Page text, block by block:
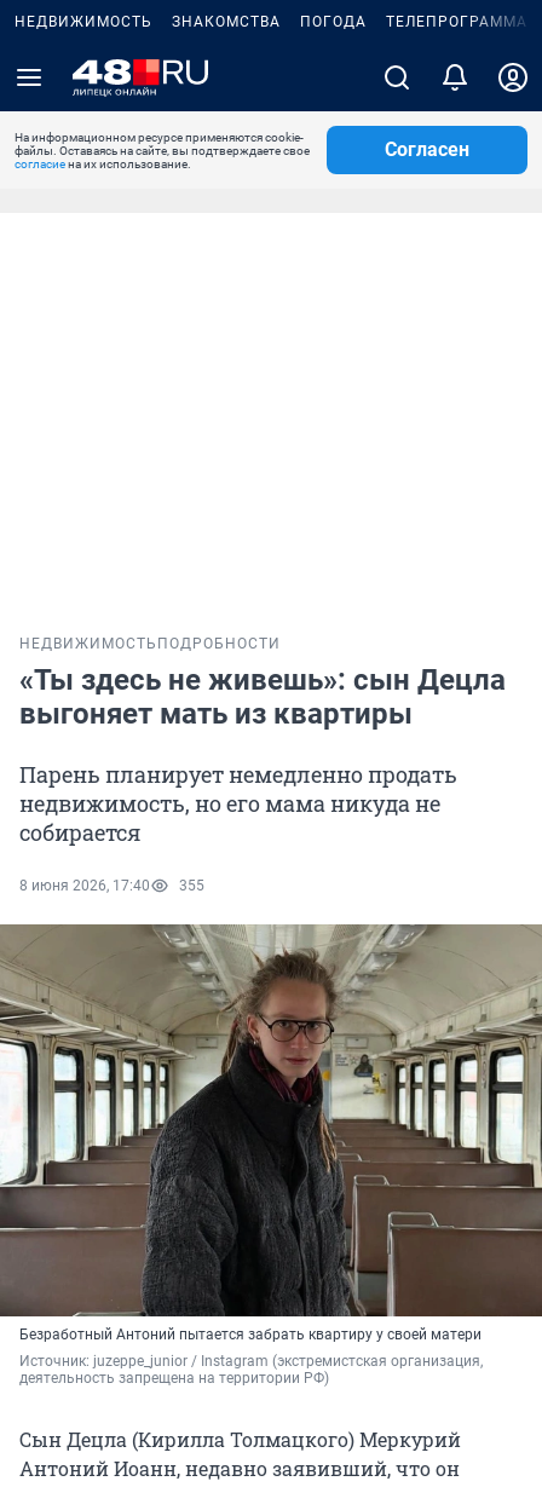
НЕДВИЖИМОСТЬ ЗНАКОМСТВА ПОГОДА ТЕЛЕПРОГРАММА
На информационном ресурсе применяются cookie-
файлы. Оставаясь на сайте, вы подтверждаете свое
согласиена их использование.
Согласен
НЕДВИЖИМОСТЬ ПОДРОБНОСТИ
«Ты здесь не живешь»: сын Децла
выгоняет мать из квартиры
Парень планирует немедленно продать
недвижимость, но его мама никуда не
собирается
8 июня 2026, 17:40 355
Безработный Антоний пытается забрать квартиру у своей матери
Источник: juzeppe_junior / Instagram (экстремистская организация,
деятельность запрещена на территории РФ)
Сын Децла (Кирилла Толмацкого) Меркурий
Антоний Иоанн, недавно заявивший, что он